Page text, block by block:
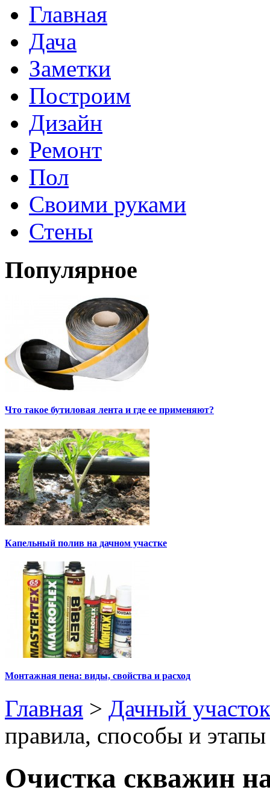
Главная
Дача
Заметки
Построим
Дизайн
Ремонт
Пол
Своими руками
Стены
Популярное
Что такое бутиловая лента и где ее применяют?
Капельный полив на дачном участке
Монтажная пена: виды, свойства и расход
Главная > Дачный участок
правила, способы и этапы
Очистка скважин